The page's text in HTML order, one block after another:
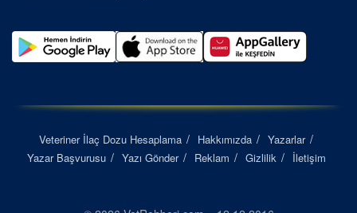
Veteriner İlaç Dozu Hesaplama Hakkımızda
Yazarlar
Yazar Başvurusu
Yazı Gönder Reklam Gizlilik İletişim